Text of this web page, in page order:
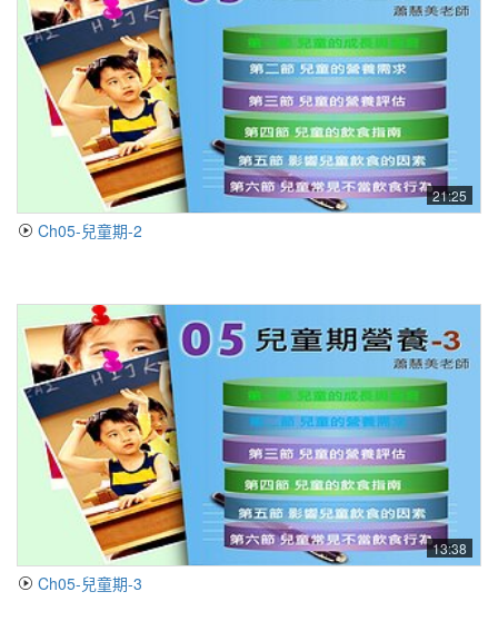
21:25
Ch05-兒童期-2
13:38
Ch05-兒童期-3